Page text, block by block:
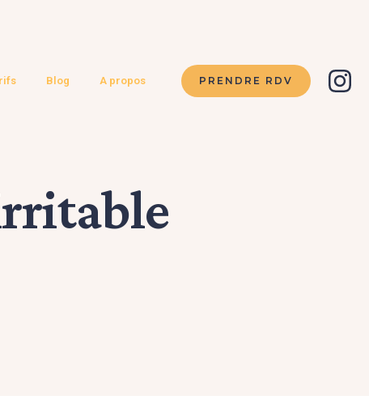
Blog A propos PRENDRE RDV